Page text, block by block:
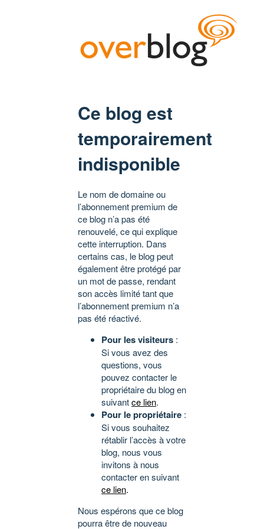
Ce blog est
temporairement
indisponible
Le nom de domaine ou
l’abonnement premium de
ce blog n’a pas été
renouvelé, ce qui explique
cette interruption. Dans
certains cas, le blog peut
également être protégé par
un mot de passe, rendant
son accès limité tant que
l’abonnement premium n’a
pas été réactivé.
Pour les visiteurs :
Si vous avez des
questions, vous
pouvez contacter le
propriétaire du blog en
suivantce lien.
Pour le propriétaire :
Si vous souhaitez
rétablir l’accès à votre
blog, nous vous
invitons à nous
contacter en suivant
ce lien.
Nous espérons que ce blog
pourra être de nouveau